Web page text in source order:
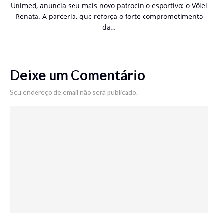
Unimed, anuncia seu mais novo patrocínio esportivo: o Vôlei
Renata. A parceria, que reforça o forte comprometimento
da…
Deixe um Comentário
Seu endereço de email não será publicado.